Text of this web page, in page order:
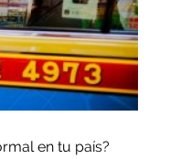
en tu país?